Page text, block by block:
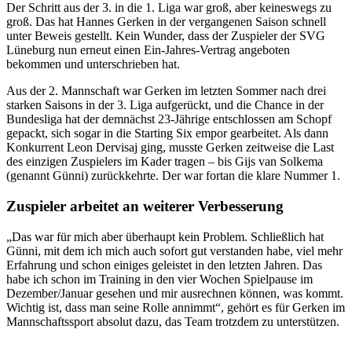
Der Schritt aus der 3. in die 1. Liga war groß, aber keineswegs zu
groß. Das hat Hannes Gerken in der vergangenen Saison schnell
unter Beweis gestellt. Kein Wunder, dass der Zuspieler der SVG
Lüneburg nun erneut einen Ein-Jahres-Vertrag angeboten
bekommen und unterschrieben hat.
Aus der 2. Mannschaft war Gerken im letzten Sommer nach drei
starken Saisons in der 3. Liga aufgerückt, und die Chance in der
Bundesliga hat der demnächst 23-Jährige entschlossen am Schopf
gepackt, sich sogar in die Starting Six empor gearbeitet. Als dann
Konkurrent Leon Dervisaj ging, musste Gerken zeitweise die Last
des einzigen Zuspielers im Kader tragen – bis Gijs van Solkema
(genannt Günni) zurückkehrte. Der war fortan die klare Nummer 1.
Zuspieler arbeitet an weiterer Verbesserung
„Das war für mich aber überhaupt kein Problem. Schließlich hat
Günni, mit dem ich mich auch sofort gut verstanden habe, viel mehr
Erfahrung und schon einiges geleistet in den letzten Jahren. Das
habe ich schon im Training in den vier Wochen Spielpause im
Dezember/Januar gesehen und mir ausrechnen können, was kommt.
Wichtig ist, dass man seine Rolle annimmt“, gehört es für Gerken im
Mannschaftssport absolut dazu, das Team trotzdem zu unterstützen.